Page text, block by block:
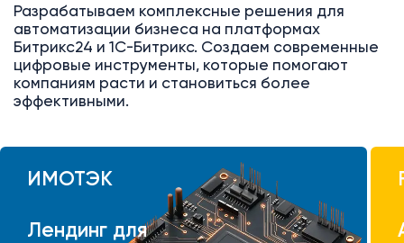
Разрабатываем комплексные решения для
автоматизации бизнеса на платформах
Битрикс24 и 1С-Битрикс. Создаем современные
цифровые инструменты, которые помогают
компаниям расти и становиться более
эффективными.
ИМОТЭК
Лендинг для